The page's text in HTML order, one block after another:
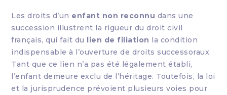
Les droits d’un enfant non reconnu dans une
succession illustrent la rigueur du droit civil
français, qui fait du lien de filiation la condition
indispensable à l’ouverture de droits successoraux.
Tant que ce lien n’a pas été légalement établi,
l’enfant demeure exclu de l’héritage. Toutefois, la loi
et la jurisprudence prévoient plusieurs voies pour